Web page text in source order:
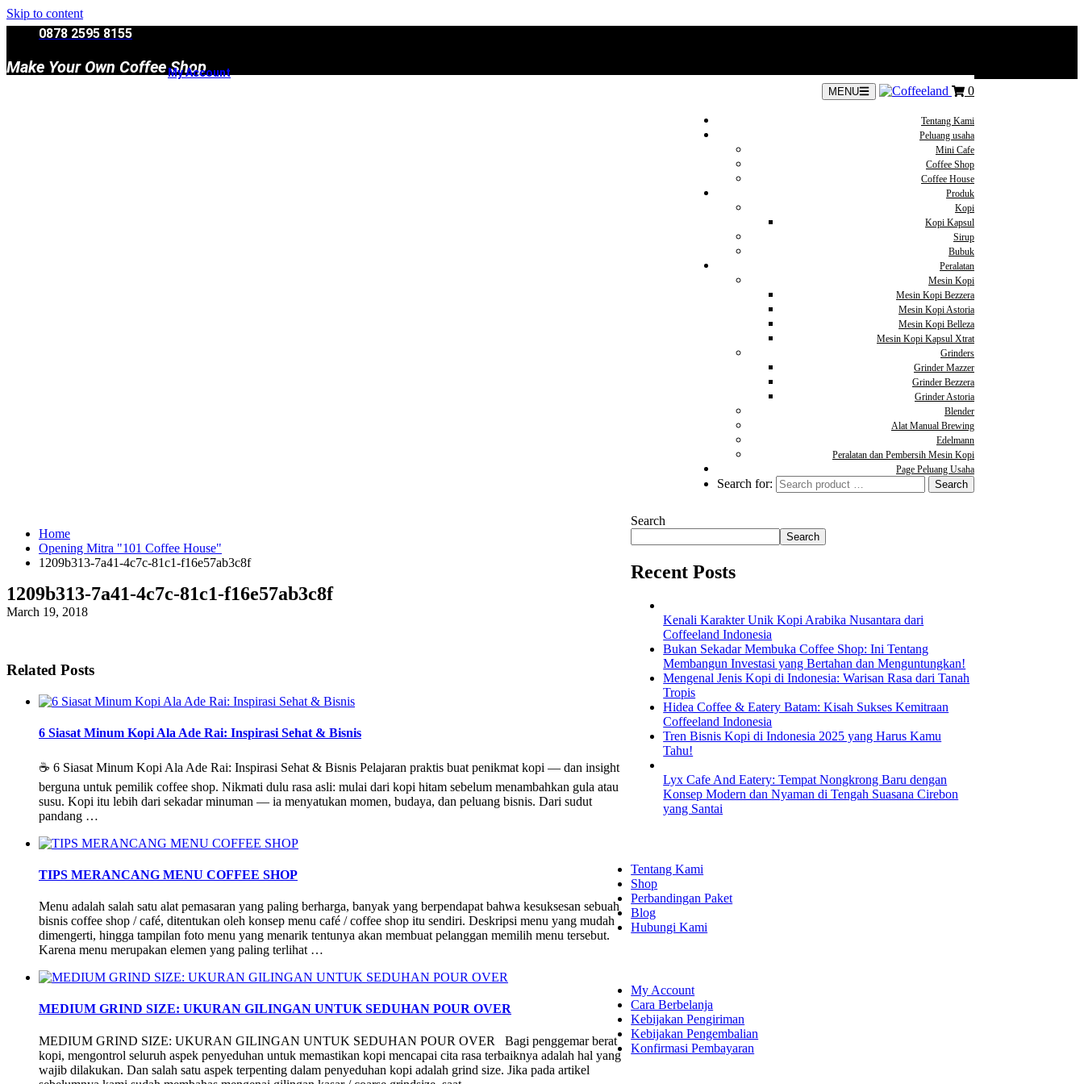
Skip to content
0878 2595 8155
Make Your Own Coffee Shop
My Account
MENU 0
Tentang Kami
Peluang usaha
Mini Cafe
Coffee Shop
Coffee House
Produk
Kopi
Kopi Kapsul
Sirup
Bubuk
Peralatan
Mesin Kopi
Mesin Kopi Bezzera
Mesin Kopi Astoria
Mesin Kopi Belleza
Mesin Kopi Kapsul Xtrat
Grinders
Grinder Mazzer
Grinder Bezzera
Grinder Astoria
Blender
Alat Manual Brewing
Edelmann
Peralatan dan Pembersih Mesin Kopi
Page Peluang Usaha
Search for:
Home
Opening Mitra "101 Coffee House"
1209b313-7a41-4c7c-81c1-f16e57ab3c8f
1209b313-7a41-4c7c-81c1-f16e57ab3c8f
March 19, 2018
Related Posts
6 Siasat Minum Kopi Ala Ade Rai: Inspirasi Sehat & Bisnis
☕ 6 Siasat Minum Kopi Ala Ade Rai: Inspirasi Sehat & Bisnis Pelajaran praktis buat penikmat kopi — dan insight
berguna untuk pemilik coffee shop. Nikmati dulu rasa asli: mulai dari kopi hitam sebelum menambahkan gula atau
susu. Kopi itu lebih dari sekadar minuman — ia menyatukan momen, budaya, dan peluang bisnis. Dari sudut
pandang …
TIPS MERANCANG MENU COFFEE SHOP
Menu adalah salah satu alat pemasaran yang paling berharga, banyak yang berpendapat bahwa kesuksesan sebuah
bisnis coffee shop / café, ditentukan oleh konsep menu café / coffee shop itu sendiri. Deskripsi menu yang mudah
dimengerti, hingga tampilan foto menu yang menarik tentunya akan membuat pelanggan memilih menu tersebut.
Karena menu merupakan elemen yang paling terlihat …
MEDIUM GRIND SIZE: UKURAN GILINGAN UNTUK SEDUHAN POUR OVER
MEDIUM GRIND SIZE: UKURAN GILINGAN UNTUK SEDUHAN POUR OVER Bagi penggemar berat
kopi, mengontrol seluruh aspek penyeduhan untuk memastikan kopi mencapai cita rasa terbaiknya adalah hal yang
wajib dilakukan. Dan salah satu aspek terpenting dalam penyeduhan kopi adalah grind size. Jika pada artikel
Search
Search
Recent Posts
Kenali Karakter Unik Kopi Arabika Nusantara dari
Coffeeland Indonesia
Bukan Sekadar Membuka Coffee Shop: Ini Tentang
Membangun Investasi yang Bertahan dan Menguntungkan!
Mengenal Jenis Kopi di Indonesia: Warisan Rasa dari Tanah
Tropis
Hidea Coffee & Eatery Batam: Kisah Sukses Kemitraan
Coffeeland Indonesia
Tren Bisnis Kopi di Indonesia 2025 yang Harus Kamu
Tahu!
Lyx Cafe And Eatery: Tempat Nongkrong Baru dengan
Konsep Modern dan Nyaman di Tengah Suasana Cirebon
yang Santai
Tentang Kami
Shop
Perbandingan Paket
Blog
Hubungi Kami
My Account
Cara Berbelanja
Kebijakan Pengiriman
Kebijakan Pengembalian
Konfirmasi Pembayaran